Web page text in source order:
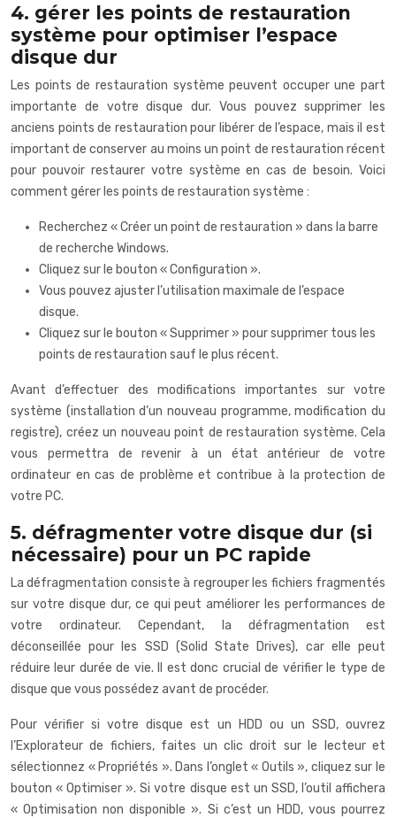
4. gérer les points de restauration
système pour optimiser l’espace
disque dur
Les points de restauration système peuvent occuper une part
importante de votre disque dur. Vous pouvez supprimer les
anciens points de restauration pour libérer de l’espace, mais il est
important de conserver au moins un point de restauration récent
pour pouvoir restaurer votre système en cas de besoin. Voici
comment gérer les points de restauration système :
Recherchez « Créer un point de restauration » dans la barre
de recherche Windows.
Cliquez sur le bouton « Configuration ».
Vous pouvez ajuster l’utilisation maximale de l’espace
disque.
Cliquez sur le bouton « Supprimer » pour supprimer tous les
points de restauration sauf le plus récent.
Avant d’effectuer des modifications importantes sur votre
système (installation d’un nouveau programme, modification du
registre), créez un nouveau point de restauration système. Cela
vous permettra de revenir à un état antérieur de votre
ordinateur en cas de problème et contribue à la protection de
votre PC.
5. défragmenter votre disque dur (si
nécessaire) pour un PC rapide
La défragmentation consiste à regrouper les fichiers fragmentés
sur votre disque dur, ce qui peut améliorer les performances de
votre ordinateur. Cependant, la défragmentation est
déconseillée pour les SSD (Solid State Drives), car elle peut
réduire leur durée de vie. Il est donc crucial de vérifier le type de
disque que vous possédez avant de procéder.
Pour vérifier si votre disque est un HDD ou un SSD, ouvrez
l’Explorateur de fichiers, faites un clic droit sur le lecteur et
sélectionnez « Propriétés ». Dans l’onglet « Outils », cliquez sur le
bouton « Optimiser ». Si votre disque est un SSD, l’outil affichera
« Optimisation non disponible ». Si c’est un HDD, vous pourrez